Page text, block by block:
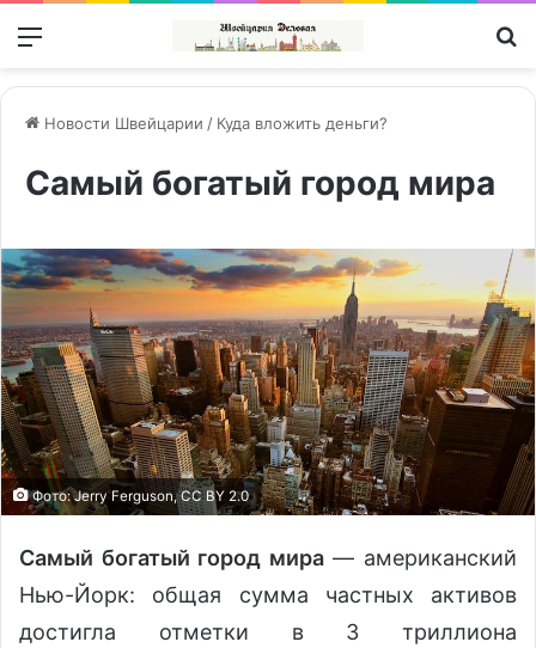
Меню
Новости Швейцарии / Куда вложить деньги?
Самый богатый город мира
Фото: Jеrry Fеrguson, CC BY 2.0
Самый богатый город мира— американский
Нью-Йорк: общая сумма частных активов
достигла отметки в 3 триллиона